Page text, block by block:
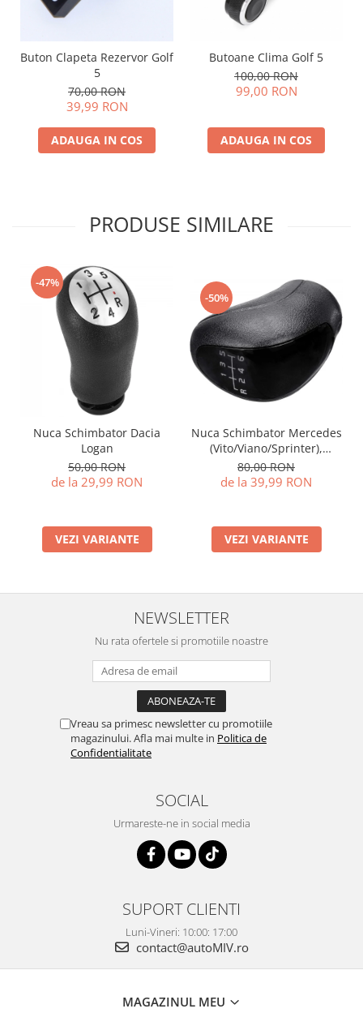
Buton Clapeta Rezervor Golf
5
70,00 RON
39,99 RON
ADAUGA IN COS
Butoane Clima Golf 5
100,00 RON
99,00 RON
ADAUGA IN COS
PRODUSE SIMILARE
-47%
Nuca Schimbator Dacia
Logan
50,00 RON
de la 29,99 RON
VEZI VARIANTE
-50%
Nuca Schimbator Mercedes
(Vito/Viano/Sprinter),
Volkswagen Crafter
80,00 RON
de la 39,99 RON
VEZI VARIANTE
NEWSLETTER
Nu rata ofertele si promotiile noastre
Vreau sa primesc newsletter cu promotiile
magazinului. Afla mai multe in Politica de
Confidentialitate
SOCIAL
Urmareste-ne in social media
SUPORT CLIENTI
Luni-Vineri: 10:00: 17:00
contact@autoMIV.ro
MAGAZINUL MEU